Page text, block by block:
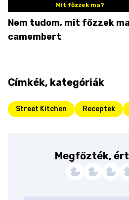
Mit főzzek ma?
Nem tudom, mit főzzek
camembert
Címkék, kategóriák
Street Kitchen Receptek
Megfőzték,